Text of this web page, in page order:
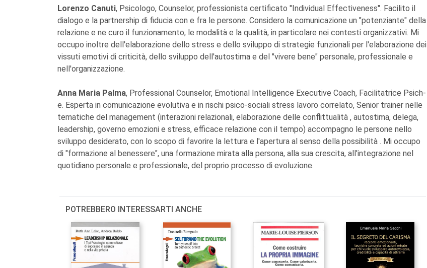
Lorenzo Canuti, Psicologo, Counselor, professionista certificato "Individual Effectiveness". Facilito il
dialogo e la partnership di fiducia con e fra le persone. Considero la comunicazione un "potenziante" della
relazione e ne curo il funzionamento, le modalità e la qualità, in particolare nei contesti organizzativi. Mi
occupo inoltre dell'elaborazione dello stress e dello sviluppo di strategie funzionali per l'elaborazione dei
vissuti emotivi di criticità, dello sviluppo dell'autostima e del "vivere bene" personale, professionale e
nell'organizzazione.
Anna Maria Palma, Professional Counselor, Emotional Intelligence Executive Coach, Facilitatrice Psich-
e. Esperta in comunicazione evolutiva e in rischi psico-sociali stress lavoro correlato, Senior trainer nelle
tematiche del management (interazioni relazionali, elaborazione delle conflittualità , autostima, delega,
leadership, governo emozioni e stress, efficace relazione con il tempo) accompagno le persone nello
sviluppo desiderato, con lo scopo di favorire la lettura e l'apertura al senso della possibilità . Mi occupo
di "formazione al benessere", una formazione mirata alla persona, alla sua crescita, all'integrazione nel
quotidiano personale e professionale, del proprio processo di evoluzione.
POTREBBERO INTERESSARTI ANCHE